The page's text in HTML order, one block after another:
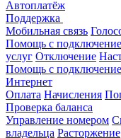
Автоплатёж
Поддержка
Мобильная связь
Помощь с
услуг Отключение
Помощь с
Интернет
Оплата Начисления
Проверка баланса
Управление номером
владельца Расторжение